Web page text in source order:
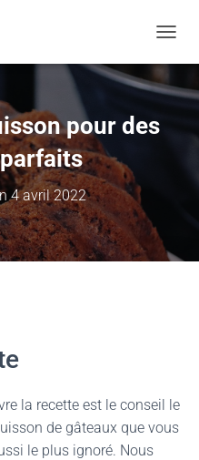
pour des
4 avril 2022
la recette est le conseil le
de gâteaux que vous
le plus ignoré. Nous